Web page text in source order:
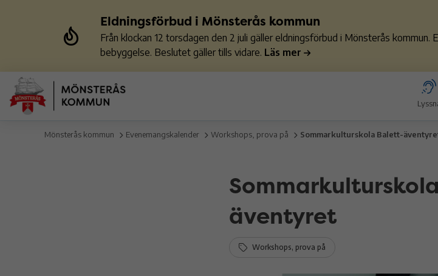
Eldningsförbud i Mönsterås kommun
Från klockan 12 torsdagen den 2 juli gäller eldningsförbud i Mönsterås
bebyggelse. Beslutet gäller tills vidare. Läs mer
Mönsterås kommun Evenemangskalender Workshops, prova på Sommarkulturskola Balett-
äventyret
Workshops, prova på